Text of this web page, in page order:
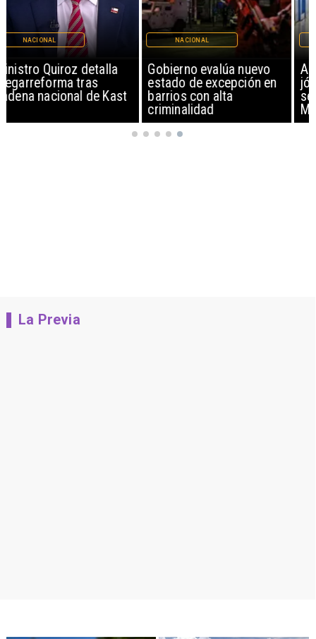
Gobierno evalúa nuevo
estado de excepción en
barrios con alta
NACIONAL
Alarmante hábito en
jóvenes de 13 a 15 años
según encuesta del
Minsal
NACIONAL
La Previa